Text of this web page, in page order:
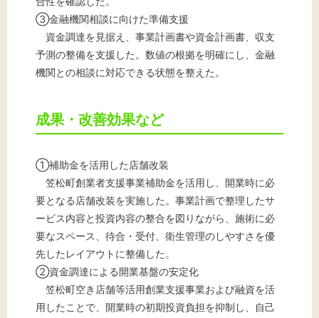
③金融機関相談に向けた準備支援
資金調達を見据え、事業計画書や資金計画書、収支
予測の整備を支援した。数値の根拠を明確にし、金融
機関との相談に対応できる状態を整えた。
成果・改善効果など
①補助金を活用した店舗改装
笠松町創業者支援事業補助金を活用し、開業時に必
要となる店舗改装を実施した。事業計画で整理したサ
ービス内容と投資内容の整合を図りながら、施術に必
要なスペース、待合・受付、衛生管理のしやすさを優
先したレイアウトに整備した。
②資金調達による開業基盤の安定化
笠松町空き店舗等活用創業支援事業および融資を活
用したことで、開業時の初期投資負担を抑制し、自己